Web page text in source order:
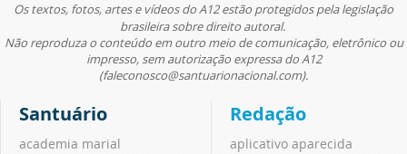
Os textos, fotos, artes e vídeos do A12 estão protegidos pela legislação
brasileira sobre direito autoral.
Não reproduza o conteúdo em outro meio de comunicação, eletrônico ou
impresso, sem autorização expressa do A12
(faleconosco@santuarionacional.com).
Santuário
academia marial
Redação
aplicativo aparecida